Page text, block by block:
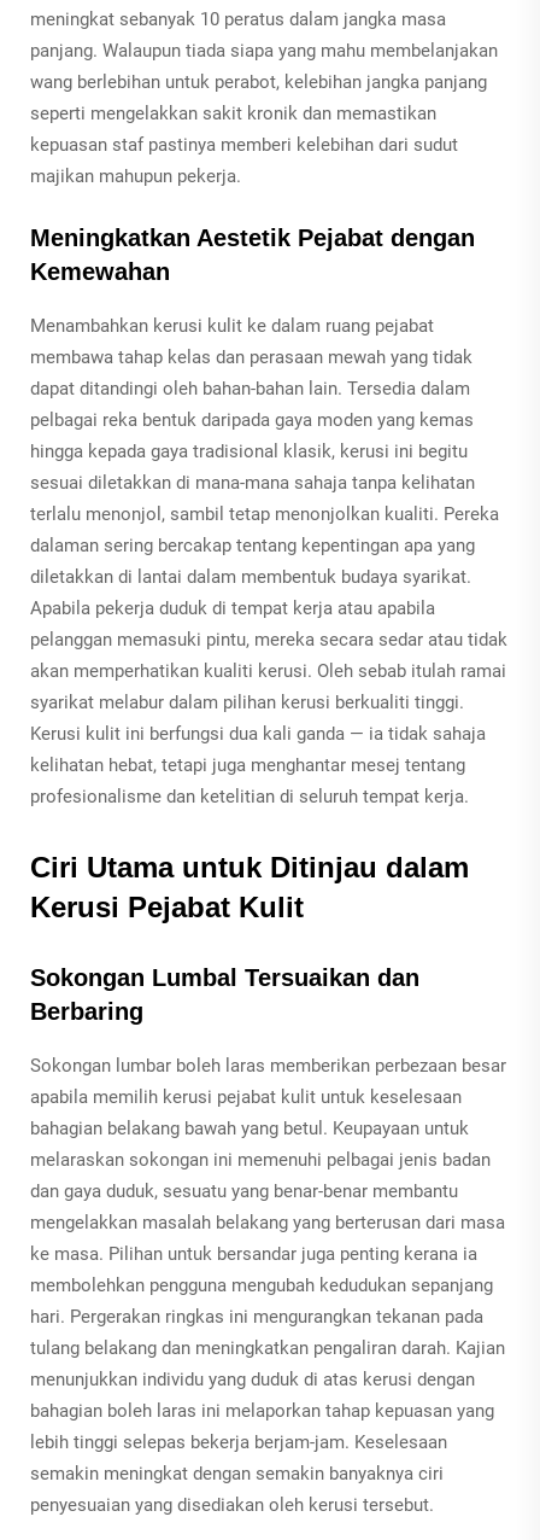
meningkat sebanyak 10 peratus dalam jangka masa
panjang. Walaupun tiada siapa yang mahu membelanjakan
wang berlebihan untuk perabot, kelebihan jangka panjang
seperti mengelakkan sakit kronik dan memastikan
kepuasan staf pastinya memberi kelebihan dari sudut
majikan mahupun pekerja.
Meningkatkan Aestetik Pejabat dengan
Kemewahan
Menambahkan kerusi kulit ke dalam ruang pejabat
membawa tahap kelas dan perasaan mewah yang tidak
dapat ditandingi oleh bahan-bahan lain. Tersedia dalam
pelbagai reka bentuk daripada gaya moden yang kemas
hingga kepada gaya tradisional klasik, kerusi ini begitu
sesuai diletakkan di mana-mana sahaja tanpa kelihatan
terlalu menonjol, sambil tetap menonjolkan kualiti. Pereka
dalaman sering bercakap tentang kepentingan apa yang
diletakkan di lantai dalam membentuk budaya syarikat.
Apabila pekerja duduk di tempat kerja atau apabila
pelanggan memasuki pintu, mereka secara sedar atau tidak
akan memperhatikan kualiti kerusi. Oleh sebab itulah ramai
syarikat melabur dalam pilihan kerusi berkualiti tinggi.
Kerusi kulit ini berfungsi dua kali ganda — ia tidak sahaja
kelihatan hebat, tetapi juga menghantar mesej tentang
profesionalisme dan ketelitian di seluruh tempat kerja.
Ciri Utama untuk Ditinjau dalam
Kerusi Pejabat Kulit
Sokongan Lumbal Tersuaikan dan
Berbaring
Sokongan lumbar boleh laras memberikan perbezaan besar
apabila memilih kerusi pejabat kulit untuk keselesaan
bahagian belakang bawah yang betul. Keupayaan untuk
melaraskan sokongan ini memenuhi pelbagai jenis badan
dan gaya duduk, sesuatu yang benar-benar membantu
mengelakkan masalah belakang yang berterusan dari masa
ke masa. Pilihan untuk bersandar juga penting kerana ia
membolehkan pengguna mengubah kedudukan sepanjang
hari. Pergerakan ringkas ini mengurangkan tekanan pada
tulang belakang dan meningkatkan pengaliran darah. Kajian
menunjukkan individu yang duduk di atas kerusi dengan
bahagian boleh laras ini melaporkan tahap kepuasan yang
lebih tinggi selepas bekerja berjam-jam. Keselesaan
semakin meningkat dengan semakin banyaknya ciri
penyesuaian yang disediakan oleh kerusi tersebut.